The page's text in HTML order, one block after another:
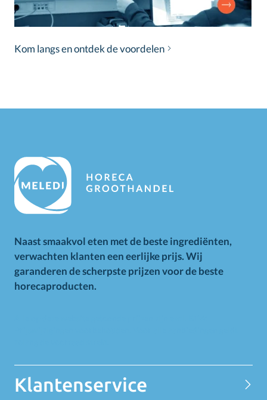
Kom langs en ontdek de voordelen
Naast smaakvol eten met de beste ingrediënten,
verwachten klanten een eerlijke prijs. Wij
garanderen de scherpste prijzen voor de beste
horecaproducten.
Klantenservice